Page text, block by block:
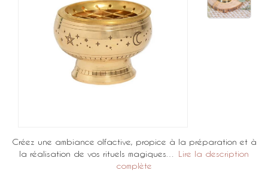
Créez une ambiance olfactive, propice à la préparation et à
la réalisation de vos rituels magiques… Lire la description
complète